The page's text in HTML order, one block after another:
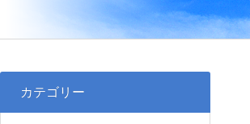
カテゴリー